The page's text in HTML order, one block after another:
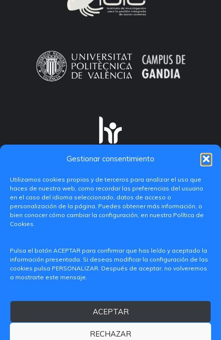
Gestionar consentimiento
Utilizamos cookies propias y de terceros para analizar el uso que
haces de nuestra web, como recordar las preferencias del usuario
en el caso del idioma seleccionado, datos de acceso o
personalización de la página. Puedes obtener más información, o
bien conocer cómo cambiar la configuración, en nuestra Política de
Cookies.
Pulsa el botón ACEPTAR para confirmar que has leído y aceptado la
información presentada. Si deseas modificar la configuración de las
cookies pulsa PERSONALIZAR. Después de aceptar, no volveremos
a mostrarte este mensaje.
ACEPTAR
RECHAZAR
(València)
iditransferencia@epsg.upv.es